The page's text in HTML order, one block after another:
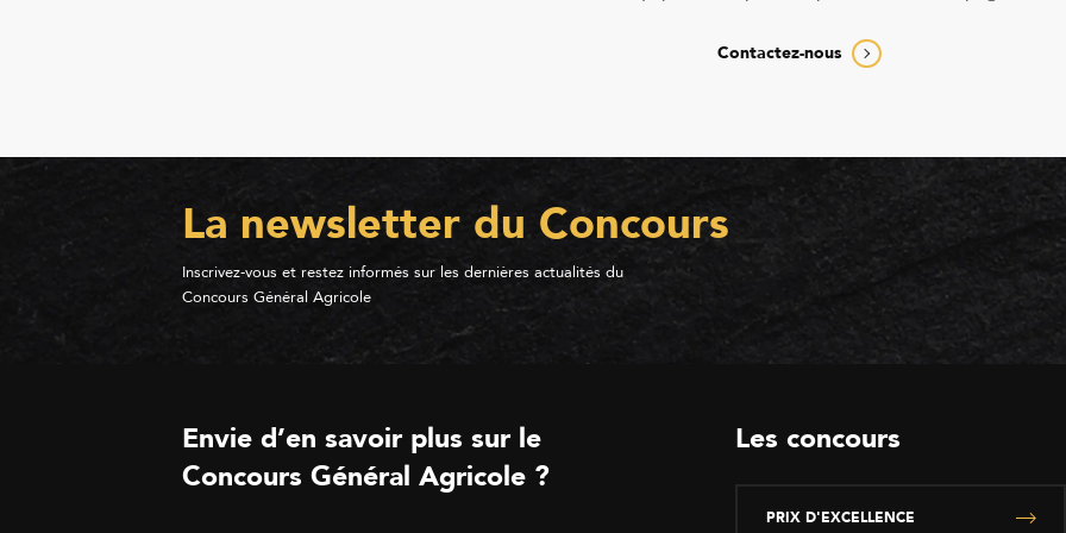
Contactez-nous
La newsletter du Concours
Inscrivez-vous et restez informés sur les dernières actualités du
Concours Général Agricole
Envie d’en savoir plus sur le
Concours Général Agricole ?
Les concours
PRIX D'EXCELLENCE